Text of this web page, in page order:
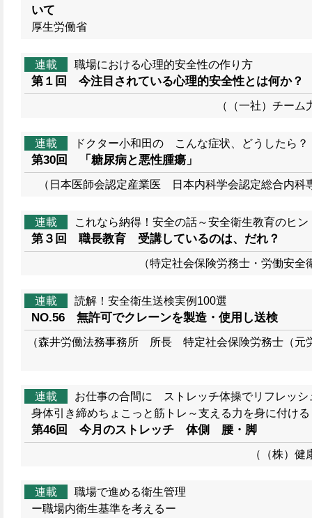
いて
厚生労働省
連載 職場における心理的安全性の作り方
第１回 今注目されている心理的安全性とは何か？
（（一社）チー
連載 ドクター小和田の こんな症状、どうしたら？
第30回 「糖尿病と悪性腫瘍」
（日本医師会認定産業医 日本内科学会認定総合
連載 これなら納得！安全の話～安全衛生教育のヒン
第３回 職長教育 受講しているのは、だれ？
（特定社会保険労務士・労働安
連載 読解！安全衛生送検実例100選
NO.56 無許可でクレーンを製造・使用し送検
（森井労働法務事務所 所長 特定社会保険労務士（元
連載
お仕事の合間に ストレッチ体操でリフレッシ
身体引き締めちょこっと筋トレ～支える力を身に付ける
第46回 今月のストレッチ 体側 腰・脚
（（株）
連載
職場で進める衛生管理
ー職場内衛生基準を考えるー